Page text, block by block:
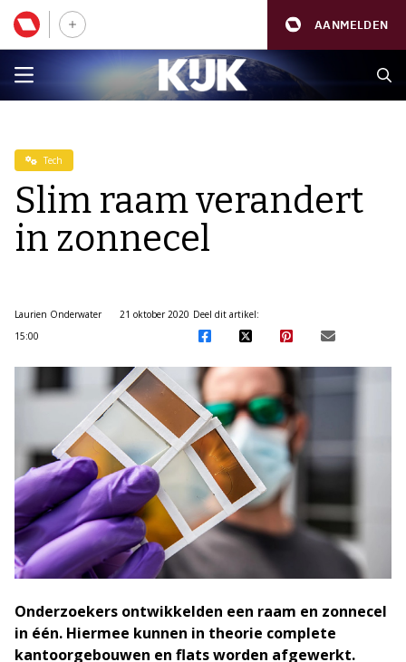
AANMELDEN
Tech
Slim raam verandert
in zonnecel
Laurien Onderwater
21 oktober 2020
15:00
Deel dit artikel:
Onderzoekers ontwikkelden een raam en zonnecel
in één. Hiermee kunnen in theorie complete
kantoorgebouwen en flats worden afgewerkt.